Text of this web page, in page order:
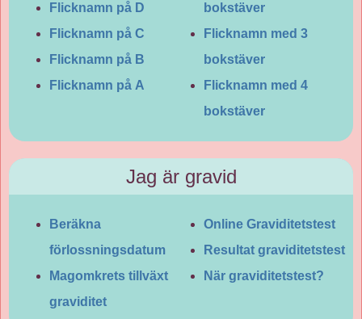
Flicknamn på D
Flicknamn på C
Flicknamn på B
Flicknamn på A
bokstäver
Flicknamn med 3
bokstäver
Flicknamn med 4
bokstäver
Jag är gravid
Beräkna
förlossningsdatum
Magomkrets tillväxt
graviditet
Online Graviditetstest
Resultat graviditetstest
När graviditetstest?